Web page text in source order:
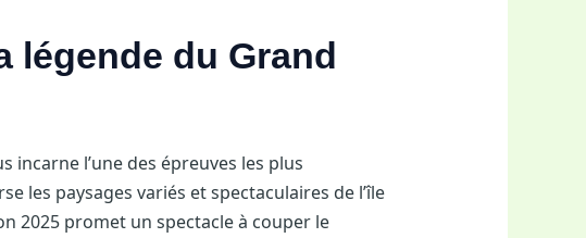
légende du Grand
incarne l’une des épreuves les plus
les paysages variés et spectaculaires de l’île
2025 promet un spectacle à couper le